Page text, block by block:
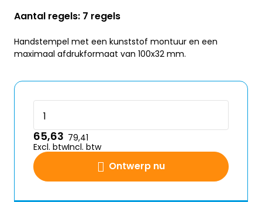
Aantal regels: 7 regels
Handstempel met een kunststof montuur en een
maximaal afdrukformaat van 100x32 mm.
Ontwerp nu
65,63
Excl. btw
79,41
Incl. btw